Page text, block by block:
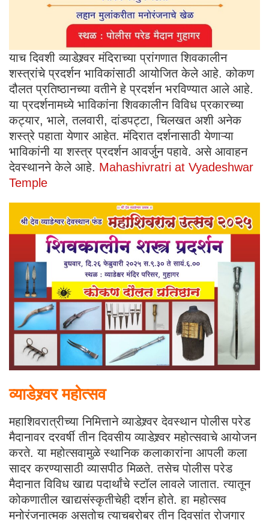
याच दिवशी व्याडेश्र्वर मंदिराच्या प्रांगणात शिवकालीन
शस्त्रांचे प्रदर्शन भाविकांसाठी आयोजित केले आहे. कोकण
दौलत प्रतिष्ठानच्या वतीने हे प्रदर्शन भरविण्यात आले आहे.
या प्रदर्शनामध्ये भाविकांना शिवकालीन विविध प्रकारच्या
कट्यार, भाले, तलवारी, दांडपट्टा, चिलखत अशी अनेक
शस्त्रे पहाता येणार आहेत. मंदिरात दर्शनासाठी येणाऱ्या
भाविकांनी या शस्त्र प्रदर्शन आवर्जुन पहावे. असे आवाहन
देवस्थानने केले आहे. Mahashivratri at Vyadeshwar
Temple
व्याडेश्र्वर महोत्सव
महाशिवरात्रीच्या निमित्ताने व्याडेश्र्वर देवस्थान पोलीस परेड
मैदानावर दरवर्षी तीन दिवसीय व्याडेश्र्वर महोत्सवाचे आयोजन
करते. या महोत्सवामुळे स्थानिक कलाकारांना आपली कला
सादर करण्यासाठी व्यासपीठ मिळते. तसेच पोलीस परेड
मैदानात विविध खाद्य पदार्थांचे स्टॉल लावले जातात. त्यातून
कोकणातील खाद्यसंस्कृतीचेही दर्शन होते. हा महोत्सव
मनोरंजनात्मक असतोच त्याचबरोबर तीन दिवसांत रोजगार